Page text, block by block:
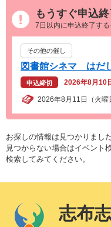
もうすぐ申込終
7日以内に申込終了す
その他の催し
図書館シネマ はだ
申込締切 2026年8月10
2026年8月11日（火曜
お探しの情報は見つかりまし
見つからない場合はイベント
検索してみてください。
志布